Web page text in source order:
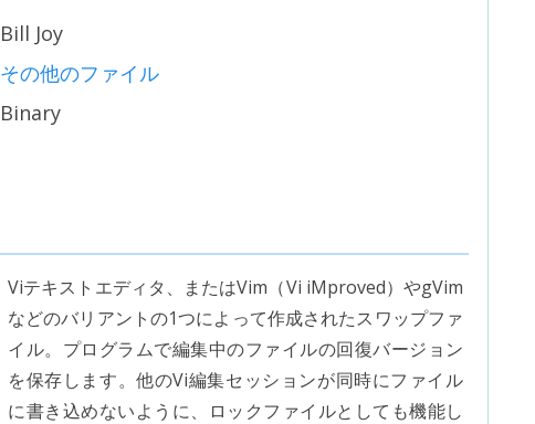
Bill Joy
その他のファイル
Binary
Viテキストエディタ、またはVim（Vi iMproved）やgVim
などのバリアントの1つによって作成されたスワップファ
イル。プログラムで編集中のファイルの回復バージョン
を保存します。他のVi編集セッションが同時にファイル
に書き込めないように、ロックファイルとしても機能し